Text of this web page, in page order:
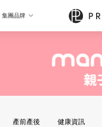
集團品牌
產前產後 健康資訊